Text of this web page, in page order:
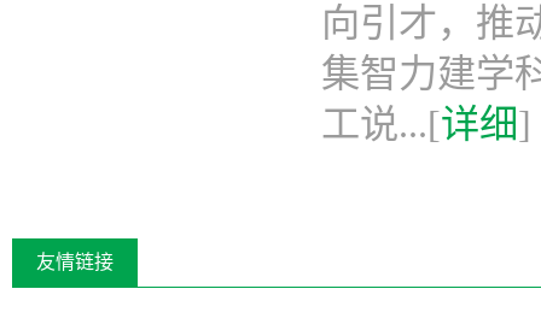
向引才，推
集智力建学
工说...[详细]
友情链接